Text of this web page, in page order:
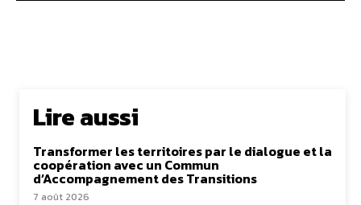
Lire aussi
Transformer les territoires par le dialogue et la
coopération avec un Commun
d’Accompagnement des Transitions
7 août 2026